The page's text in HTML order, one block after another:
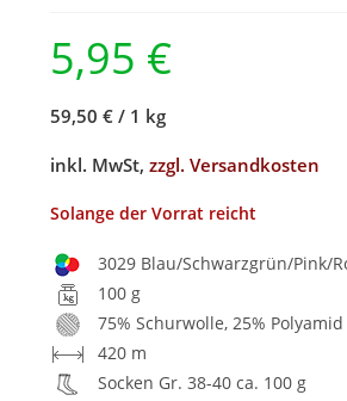
5,95 €
59,50 € / 1 kg
inkl. MwSt,zzgl. Versandkosten
Solange der Vorrat reicht
3029 Blau/Schwarzgrün/Pink/
100 g
75% Schurwolle, 25% Polyamid
420 m
Socken Gr. 38-40 ca. 100 g